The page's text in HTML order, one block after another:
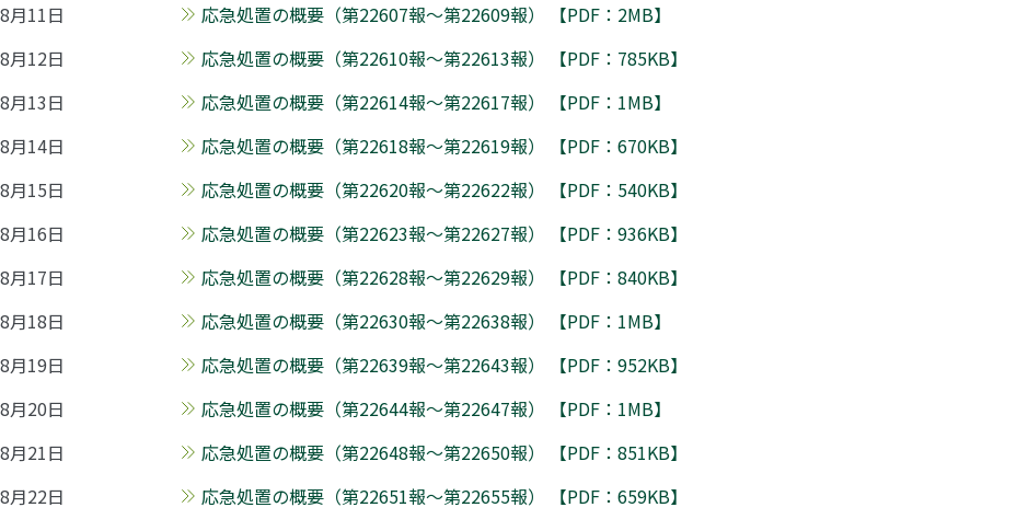
8月11日
応急処置の概要（第22607報～第22609報） 【PDF：2MB】
8月12日
応急処置の概要（第22610報～第22613報） 【PDF：785KB】
8月13日
応急処置の概要（第22614報～第22617報） 【PDF：1MB】
8月14日
応急処置の概要（第22618報～第22619報） 【PDF：670KB】
8月15日
応急処置の概要（第22620報～第22622報） 【PDF：540KB】
8月16日
応急処置の概要（第22623報～第22627報） 【PDF：936KB】
8月17日
応急処置の概要（第22628報～第22629報） 【PDF：840KB】
8月18日
応急処置の概要（第22630報～第22638報） 【PDF：1MB】
8月19日
応急処置の概要（第22639報～第22643報） 【PDF：952KB】
8月20日
応急処置の概要（第22644報～第22647報） 【PDF：1MB】
8月21日
応急処置の概要（第22648報～第22650報） 【PDF：851KB】
8月22日
応急処置の概要（第22651報～第22655報） 【PDF：659KB】